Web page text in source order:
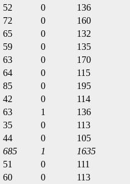
52 0
136
72 0
160
65 0
132
59 0
135
63 0
170
64 0
115
85 0
195
42 0
114
63 1
136
35 0
113
44 0
105
685 1 1635
51 0
111
60 0
113